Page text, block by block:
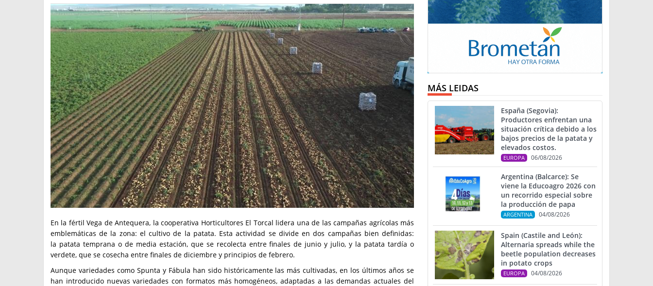
En la fértil Vega de Antequera, la cooperativa Horticultores El Torcal lidera una de las campañas agrícolas más
emblemáticas de la zona: el cultivo de la patata. Esta actividad se divide en dos campañas bien definidas:
la patata temprana o de media estación, que se recolecta entre finales de junio y julio, y la patata tardía o
verdete, que se cosecha entre finales de diciembre y principios de febrero.
Aunque variedades como Spunta y Fábula han sido históricamente las más cultivadas, en los últimos años se
han introducido nuevas variedades con formatos más homogéneos, adaptadas a las demandas actuales del
MÁS LEIDAS
España (Segovia):
Productores enfrentan una
situación crítica debido a los
bajos precios de la patata y
elevados costos.
EUROPA 06/08/2026
Argentina (Balcarce): Se
viene la Educoagro 2026 con
un recorrido especial sobre
la producción de papa
ARGENTINA 04/08/2026
Spain (Castile and León):
Alternaria spreads while the
beetle population decreases
in potato crops
EUROPA 04/08/2026